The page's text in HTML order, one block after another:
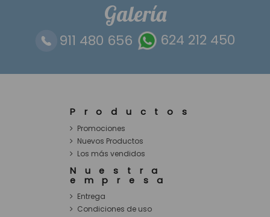
Galería
911 480 656 624 212 450
Productos
Promociones
Nuevos Productos
Los más vendidos
Nuestra
empresa
Entrega
Condiciones de uso